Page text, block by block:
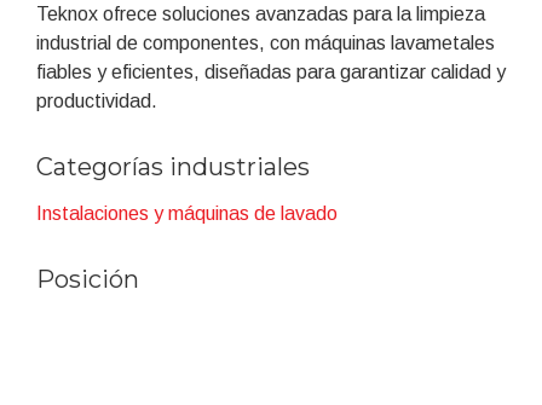
Teknox ofrece soluciones avanzadas para la limpieza
industrial de componentes, con máquinas lavametales
fiables y eficientes, diseñadas para garantizar calidad y
productividad.
Categorías industriales
Instalaciones y máquinas de lavado
Posición